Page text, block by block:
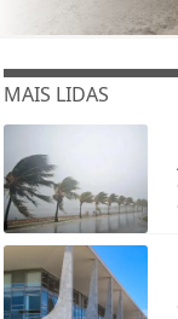
MAIS LIDAS